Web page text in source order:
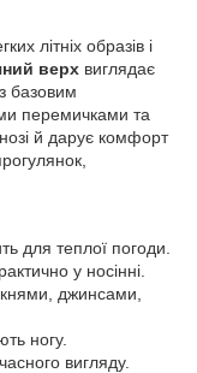
літніх образів і
верх виглядає
базовим
перемичками та
й дарує комфорт
для теплої погоди.
у носінні.
джинсами,
ногу.
вигляду.